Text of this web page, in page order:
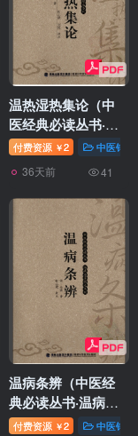
温热湿热集论（中
医经典必读丛书·温
病名著精选系列）
（高清版）
付费资源 ￥2 中医针灸
36天前 41
温病条辨（中医经
典必读丛书·温病名
著精选系列）（高
付费资源 ￥2 中医针灸